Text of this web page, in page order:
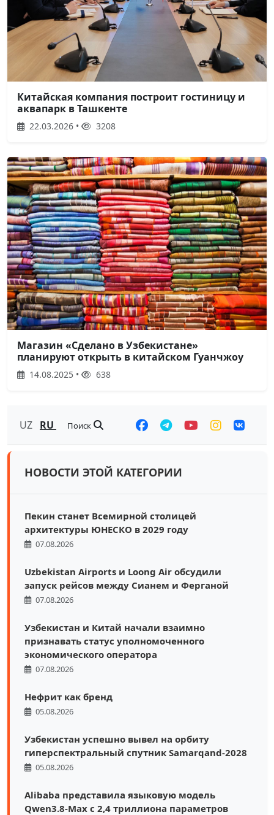
Китайская компания построит гостиницу и
аквапарк в Ташкенте
22.03.2026 • 3208
Магазин «Сделано в Узбекистане»
планируют открыть в китайском Гуанчжоу
14.08.2025 • 638
UZ RU Поиск
НОВОСТИ ЭТОЙ КАТЕГОРИИ
Пекин станет Всемирной столицей
архитектуры ЮНЕСКО в 2029 году
07.08.2026
Uzbekistan Airports и Loong Air обсудили
запуск рейсов между Сианем и Ферганой
07.08.2026
Узбекистан и Китай начали взаимно
признавать статус уполномоченного
экономического оператора
07.08.2026
Нефрит как бренд
05.08.2026
Узбекистан успешно вывел на орбиту
гиперспектральный спутник Samarqand-2028
05.08.2026
Alibaba представила языковую модель
Qwen3.8-Max с 2,4 триллиона параметров